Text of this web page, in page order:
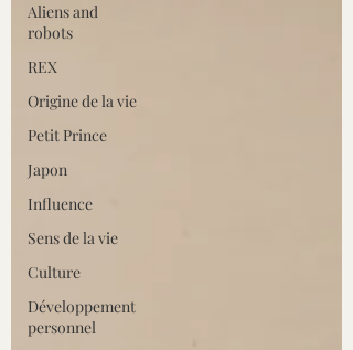
Aliens and
robots
REX
Origine de la vie
Petit Prince
Japon
Influence
Sens de la vie
Culture
Développement
personnel